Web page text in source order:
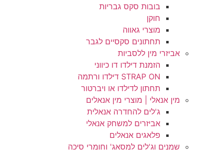
בובות סקס גבריות
חוקן
מוצרי גאווה
תחתונים סקסיים לגבר
אביזרי מין ללסביות
הזמנת דילדו דו כיווני
STRAP ON דילדו ורתמה
תחתון לדילדו או ויברטור
מין אנאלי | מוצרי מין אנאלים
ג'לים להחדרה אנאלית
אביזרים למשחק אנאלי
פלאגים אנאלים
שמנים וג'לים למסאג' וחומרי סיכה